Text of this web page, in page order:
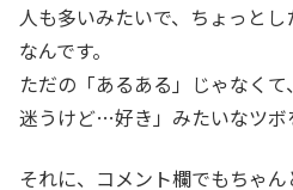
人も多いみたいで、ちょっと
なんです。
ただの「あるある」じゃなく
迷うけど…好き」みたいなツボ
それに、コメント欄でもちゃ